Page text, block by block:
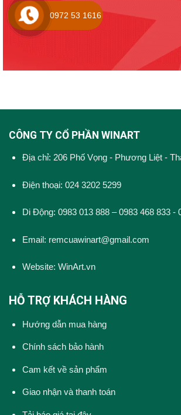
CÔNG TY CỔ PHẦN WINART
Địa chỉ: 206 Phố Vọng - Phương Liệt -
Điện thoại: 024 3202 5299
Di Động: 0983 013 888 – 0983 468 833 -
Email: remcuawinart@gmail.com
Website: WinArt.vn
HỖ TRỢ KHÁCH HÀNG
Hướng dẫn mua hàng
Chính sách bảo hành
Cam kết về sản phẩm
Giao nhận và thanh toán
0972 53 1616